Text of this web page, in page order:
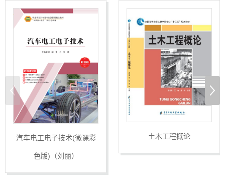
汽车电工电子技术(微课彩
色版)（刘丽）
土木工程概论